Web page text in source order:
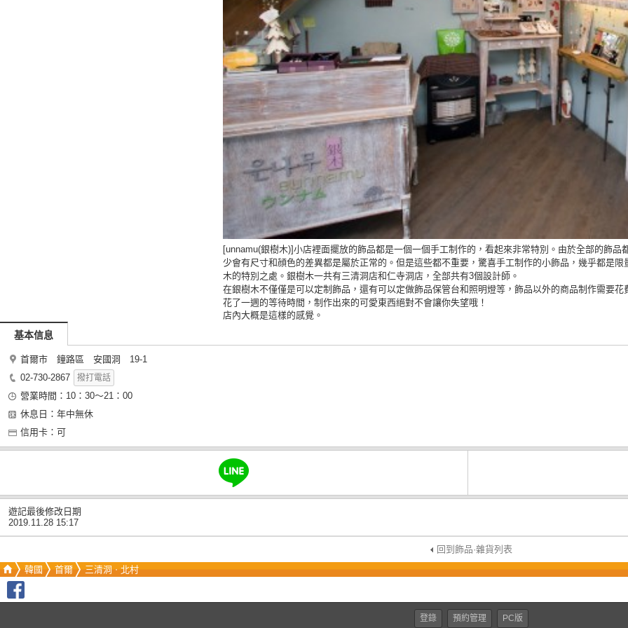
[unnamu(銀樹木)]小店裡面擺放的飾品都是一個一個手工制作的，看起來非常特別。由於全部的飾品
少會有尺寸和顔色的差異都是屬於正常的。但是這些都不重要，驚喜手工制作的小飾品，幾乎都是限
木的特別之處。銀樹木一共有三清洞店和仁寺洞店，全部共有3個設計師。
在銀樹木不僅僅是可以定制飾品，還有可以定做飾品保管台和照明燈等，飾品以外的商品制作需要花
花了一週的等待時間，制作出來的可愛東西絕對不會讓你失望哦！
店內大概是這樣的感覺。
基本信息
首爾市 鐘路區 安國洞 19-1
02-730-2867
撥打電話
營業時間：10：30～21：00
休息日：年中無休
信用卡：可
遊記最後修改日期
2019.11.28 15:17
回到飾品·雜貨列表
韓國
首爾 三清洞ㆍ北村
登錄 預約管理 PC版